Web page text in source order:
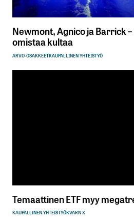
Newmont, Agnico ja Barrick
omistaa kultaa
ARVO-OSAKKEETKAUPALLINEN YHTEISTYÖ
Temaattinen ETF myy
KAUPALLINEN YHTEISTYÖKVARN X